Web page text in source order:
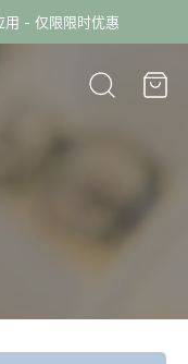
- 仅限限时优惠
物